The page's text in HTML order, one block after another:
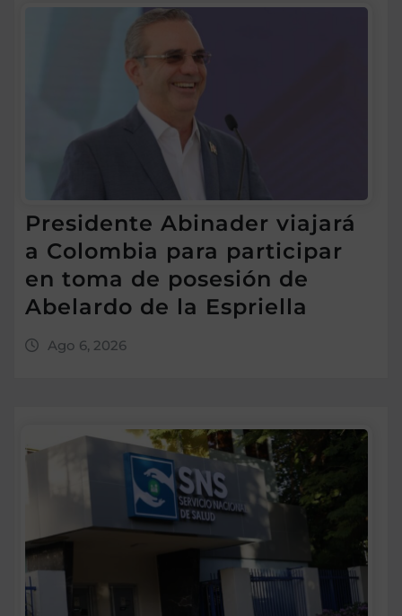
Presidente Abinader viajará
a Colombia para participar
en toma de posesión de
Abelardo de la Espriella
Ago 6, 2026